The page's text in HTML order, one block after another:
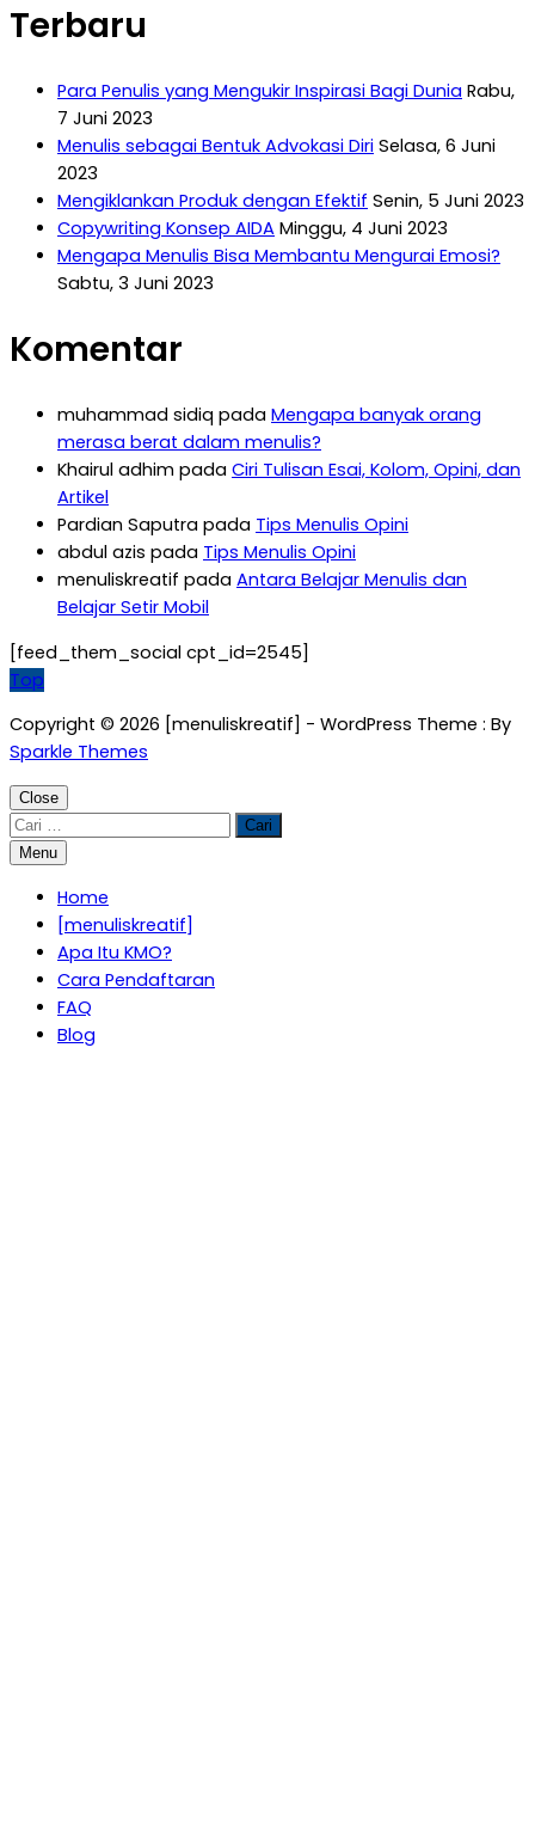
Terbaru
Para Penulis yang Mengukir Inspirasi Bagi Dunia Rabu,
7 Juni 2023
Menulis sebagai Bentuk Advokasi Diri Selasa, 6 Juni
2023
Mengiklankan Produk dengan Efektif Senin, 5 Juni 2023
Copywriting Konsep AIDA Minggu, 4 Juni 2023
Mengapa Menulis Bisa Membantu Mengurai Emosi?
Sabtu, 3 Juni 2023
Komentar
muhammad sidiq pada Mengapa banyak orang
merasa berat dalam menulis?
Khairul adhim pada Ciri Tulisan Esai, Kolom, Opini, dan
Artikel
Pardian Saputra pada Tips Menulis Opini
abdul azis pada Tips Menulis Opini
menuliskreatif pada Antara Belajar Menulis dan
Belajar Setir Mobil
[feed_them_social cpt_id=2545]
Top
Copyright © 2026 [menuliskreatif] - WordPress Theme : By
Sparkle Themes
Close
Cari
untuk:
Menu
Home
[menuliskreatif]
Apa Itu KMO?
Cara Pendaftaran
FAQ
Blog